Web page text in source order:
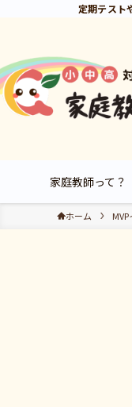
定期テスト
家庭教師って？
ホーム